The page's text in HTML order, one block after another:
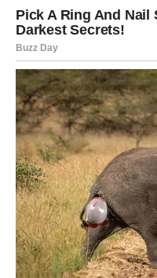
Posao i novac –
Rak može dobiti dobru
Ne mora to biti ogromna
dovoljno da Rak oseti:
najvažnije – osećaj
RIBE –
VRATA ČUDA,
VEROVALI I
RAZOČARANI